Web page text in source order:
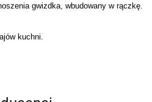
gwizdka, wbudowany w rączkę.
kuchni.